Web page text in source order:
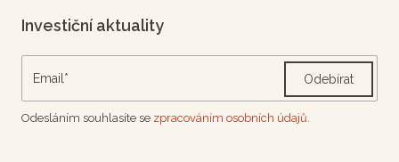
Investiční aktuality
Odebírat
Odesláním souhlasíte se zpracováním osobních údajů.